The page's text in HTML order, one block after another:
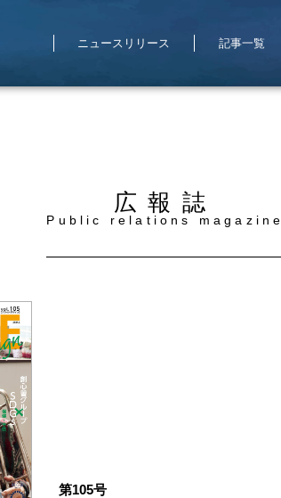
ニュースリリース 記事一覧
広報誌
Public relations magazine
第105号